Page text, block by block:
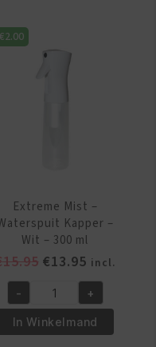
Shampoo/Massage
Borstel
€2.00
Extreme Mist –
Kapper –
Wit – 300 ml
15.95 Oorspronkelijke
was:
€15.95.
€13.95Huidige
prijs
is:
€13.95.
incl.
Extreme
Mist
-
- +
In Winkelmand